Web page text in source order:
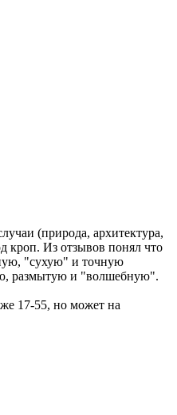
(природа, архитектура,
кроп. Из отзывов понял что
"сухую" и точную
размытую и "волшебную".
17-55, но может на